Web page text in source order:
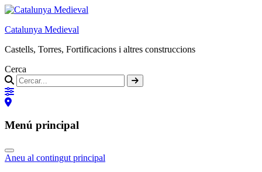
Catalunya Medieval
Castells, Torres, Fortificacions i altres construccions
Cerca
Menú principal
Aneu al contingut principal